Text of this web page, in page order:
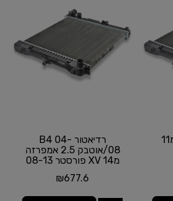
רדיאטור B4 04-
08/אוטבק 2.5 אמפרזה
מ14 XV פורסטר 08-13
₪677.6